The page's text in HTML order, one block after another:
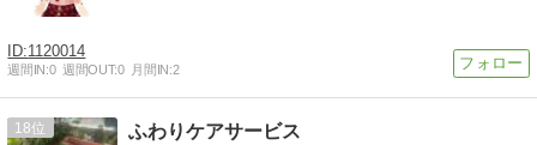
1120014
週間IN:0 週間OUT:0 月間IN:2
18 ふわりケアサービス